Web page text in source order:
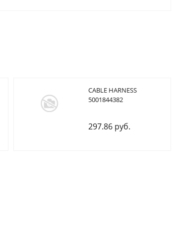
CABLE HARNESS
5001844382
297.86 руб.